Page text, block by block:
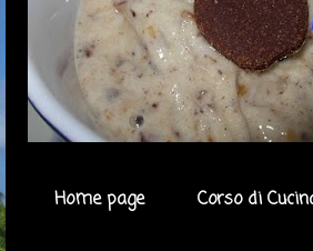
Home page Corso di